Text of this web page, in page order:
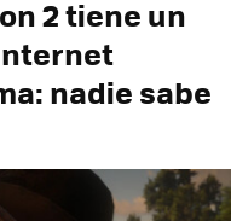
2 tiene un
nadie sabe